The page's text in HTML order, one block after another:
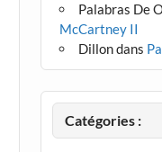
Palabras De
McCartney II
Dillondans
Catégories :